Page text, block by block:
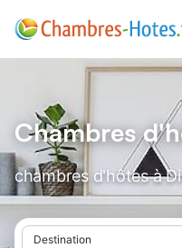
Chambres
chambres d'hôtes à
Destination